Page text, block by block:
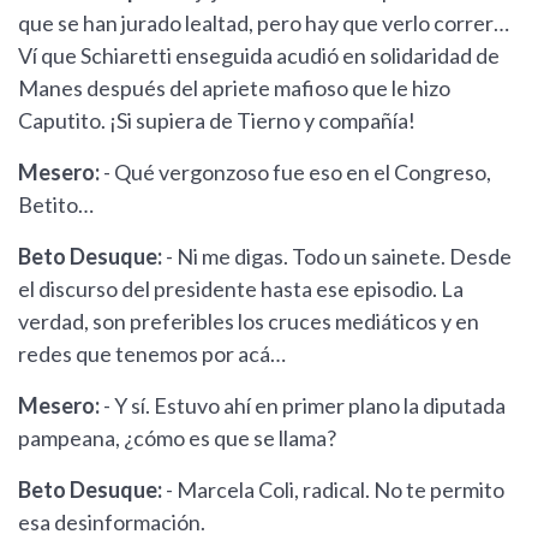
que se han jurado lealtad, pero hay que verlo correr…
Ví que Schiaretti enseguida acudió en solidaridad de
Manes después del apriete mafioso que le hizo
Caputito. ¡Si supiera de Tierno y compañía!
Mesero:- Qué vergonzoso fue eso en el Congreso,
Betito…
Beto Desuque:- Ni me digas. Todo un sainete. Desde
el discurso del presidente hasta ese episodio. La
verdad, son preferibles los cruces mediáticos y en
redes que tenemos por acá…
Mesero:- Y sí. Estuvo ahí en primer plano la diputada
pampeana, ¿cómo es que se llama?
Beto Desuque:- Marcela Coli, radical. No te permito
esa desinformación.